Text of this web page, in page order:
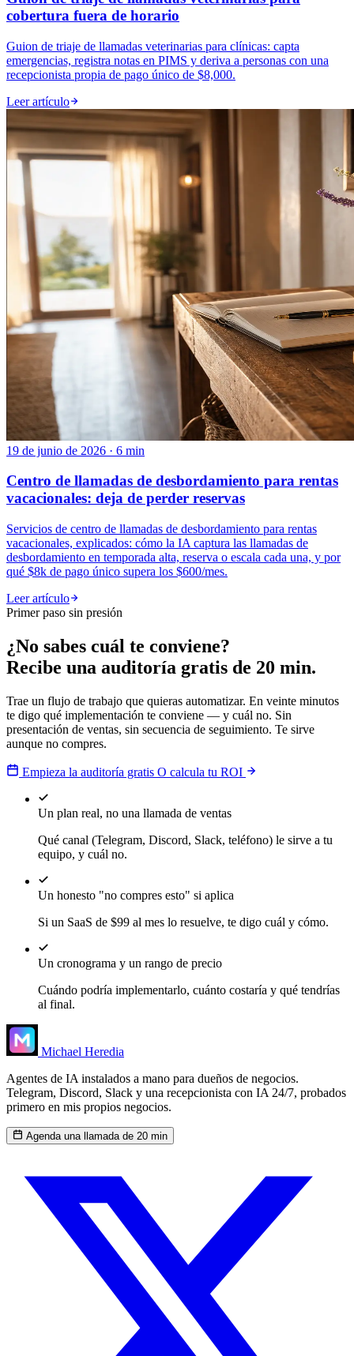
cobertura fuera de horario
Guion de triaje de llamadas veterinarias para clínicas: capta
emergencias, registra notas en PIMS y deriva a personas con una
recepcionista propia de pago único de $8,000.
Leer artículo
19 de junio de 2026 · 6 min
Centro de llamadas de desbordamiento para rentas
vacacionales: deja de perder reservas
Servicios de centro de llamadas de desbordamiento para rentas
vacacionales, explicados: cómo la IA captura las llamadas de
desbordamiento en temporada alta, reserva o escala cada una, y por
qué $8k de pago único supera los $600/mes.
Leer artículo
Primer paso sin presión
¿No sabes cuál te conviene?
Recibe una auditoría gratis de 20 min.
Trae un flujo de trabajo que quieras automatizar. En veinte minutos
te digo qué implementación te conviene — y cuál no. Sin
presentación de ventas, sin secuencia de seguimiento. Te sirve
aunque no compres.
Empieza la auditoría gratis O calcula tu ROI
Un plan real, no una llamada de ventas
Qué canal (Telegram, Discord, Slack, teléfono) le sirve a tu
equipo, y cuál no.
Un honesto "no compres esto" si aplica
Si un SaaS de $99 al mes lo resuelve, te digo cuál y cómo.
Un cronograma y un rango de precio
Cuándo podría implementarlo, cuánto costaría y qué tendrías
al final.
Michael Heredia
Agentes de IA instalados a mano para dueños de negocios.
Telegram, Discord, Slack y una recepcionista con IA 24/7, probados
primero en mis propios negocios.
Agenda una llamada de 20 min